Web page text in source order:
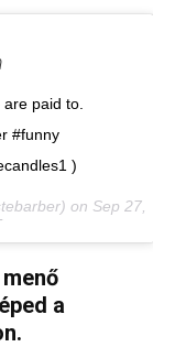
paid to.
#funny
)
on Sep 27,
a